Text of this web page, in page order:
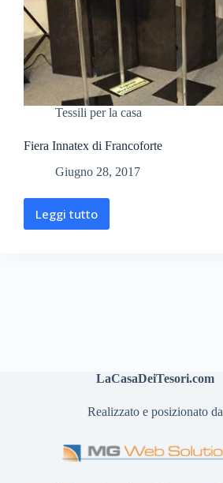
Tessili per la casa
Fiera Innatex di Francoforte
Giugno 28, 2017
Leggi tutto
LaCasaDeiTesori.com
Realizzato e posizionato da